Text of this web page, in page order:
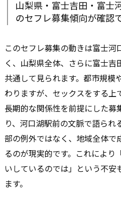
山梨県・富士吉田・富士
のセフレ募集傾向が確認
このセフレ募集の動きは富士河
く、山梨県全体、さらに富士吉
共通して見られます。都市規模
わりますが、セックスをする上
長期的な関係性を前提にした募
り、河口湖駅前の文脈で語ら
部の例外ではなく、地域全体で
るのが現実的です。これにより
いしているのでは」という不安
ます。